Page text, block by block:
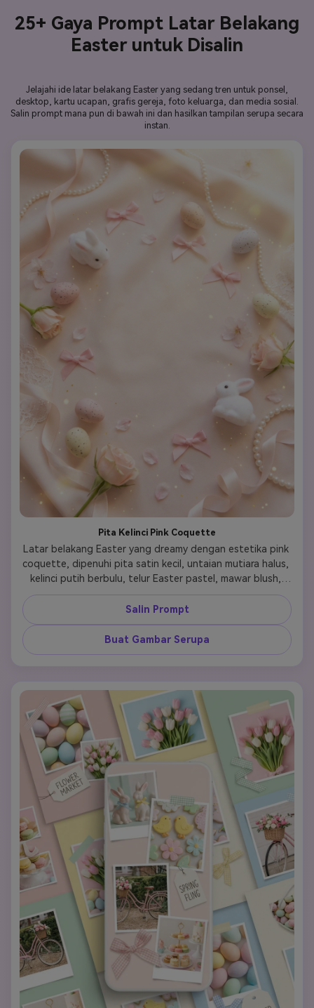
25+ Gaya Prompt Latar Belakang
Easter untuk Disalin
Jelajahi ide latar belakang Easter yang sedang tren untuk ponsel,
desktop, kartu ucapan, grafis gereja, foto keluarga, dan media sosial.
Salin prompt mana pun di bawah ini dan hasilkan tampilan serupa secara
instan.
Pita Kelinci Pink Coquette
Latar belakang Easter yang dreamy dengan estetika pink
coquette, dipenuhi pita satin kecil, untaian mutiara halus,
kelinci putih berbulu, telur Easter pastel, mawar blush,
kelopak bunga sakura, tekstur renda, dan gulungan pita
lembut yang tersebar di atas latar belakang pink krim.
Jaga komposisi tetap elegan dan ringan dengan daya
tarik wallpaper ponsel, kilau halus, cahaya difus lembut,
ruang negatif yang bersih, dan suasana musim semi
Salin Prompt
Buat Gambar Serupa